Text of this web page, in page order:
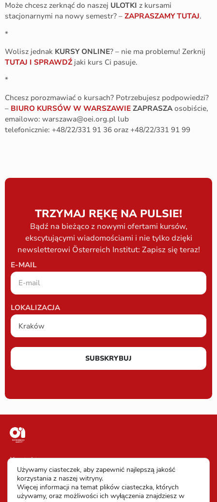
Może chcesz zerknąć do naszej ULOTKI z kursami
stacjonarnymi na nowy semestr? – ZAPRASZAMY TUTAJ.
*
Wolisz jednak KURSY ONLINE? – nie ma problemu! Zerknij
TUTAJ I SPRAWDŹ jaki kurs Ci pasuje.
*
Chcesz porozmawiać o kursach? Potrzebujesz podpowiedzi?
– BIURO KURSÓW W WARSZAWIE ZAPRASZAosobiście,
emailowo: warszawa@oei.org.pl lub
telefonicznie: +48/22/331 91 36 oraz +48/22/331 91 99
TRZYMAJ RĘKĘ NA PULSIE!
Bądź na bieżąco z nowymi ofertami kursów,
ekscytującymi wiadomościami i nie tylko dzięki
newsletterowi Österreich Institut: Zapisz się teraz!
E-MAIL
LOKALIZACJA
SUBSKRYBUJ
Kontakt
Impressum
Warunki uczestnictwa
Używamy ciasteczek, aby zapewnić najlepszą jakość
korzystania z naszej witryny.
Więcej informacji na temat plików ciasteczka, których
używamy, oraz możliwości ich wyłączenia znajdziesz w